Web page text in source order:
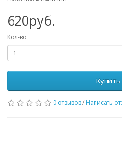
620руб.
Кол-во
Купить
0 отзывов/ Написать